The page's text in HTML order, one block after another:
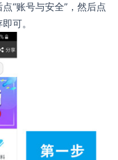
“账号与安全”，然后点
可。